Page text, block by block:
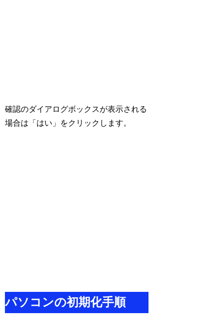
確認のダイアログボックスが表示される
場合は「はい」をクリックします。
パソコンの初期化手順